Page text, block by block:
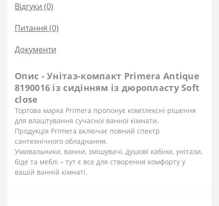
Відгуки (0)
Питання (0)
Документи
Опис - Унітаз-компакт Primera Antique
8190016 із сидінням із дюропласту Soft
close
Торгова марка Primera пропонує комплексні рішення
для влаштування сучасної ванної кімнати.
Продукція Primera включає повний спектр
сантехнічного обладнання.
Умивальники, ванни, змішувачі, душові кабіни, унітази,
біде та меблі – тут є все для створення комфорту у
вашій ванній кімнаті.